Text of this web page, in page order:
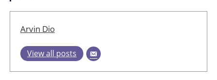
Arvin Dio
View all posts